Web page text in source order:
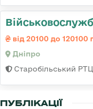
від 20100 до 120100
Дніпро
Старобільський
ПУБЛІКАЦІЇ